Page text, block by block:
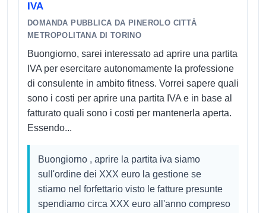
IVA
DOMANDA PUBBLICA DA PINEROLO CITTÀ
METROPOLITANA DI TORINO
Buongiorno, sarei interessato ad aprire una partita
IVA per esercitare autonomamente la professione
di consulente in ambito fitness. Vorrei sapere quali
sono i costi per aprire una partita IVA e in base al
fatturato quali sono i costi per mantenerla aperta.
Essendo...
Buongiorno , aprire la partita iva siamo
sull'ordine dei XXX euro la gestione se
stiamo nel forfettario visto le fatture presunte
spendiamo circa XXX euro all'anno compreso